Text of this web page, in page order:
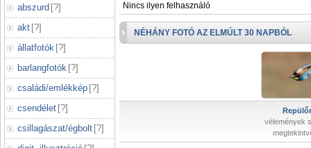
abszurd [?]
akt [?]
állatfotók [?]
barlangfotók [?]
családi/emlékkép [?]
csendélet [?]
csillagászat/égbolt [?]
Nincs ilyen felhasználó
NÉHÁNY FOTÓ AZ ELMÚLT 30 NAPBÓL
vélemények